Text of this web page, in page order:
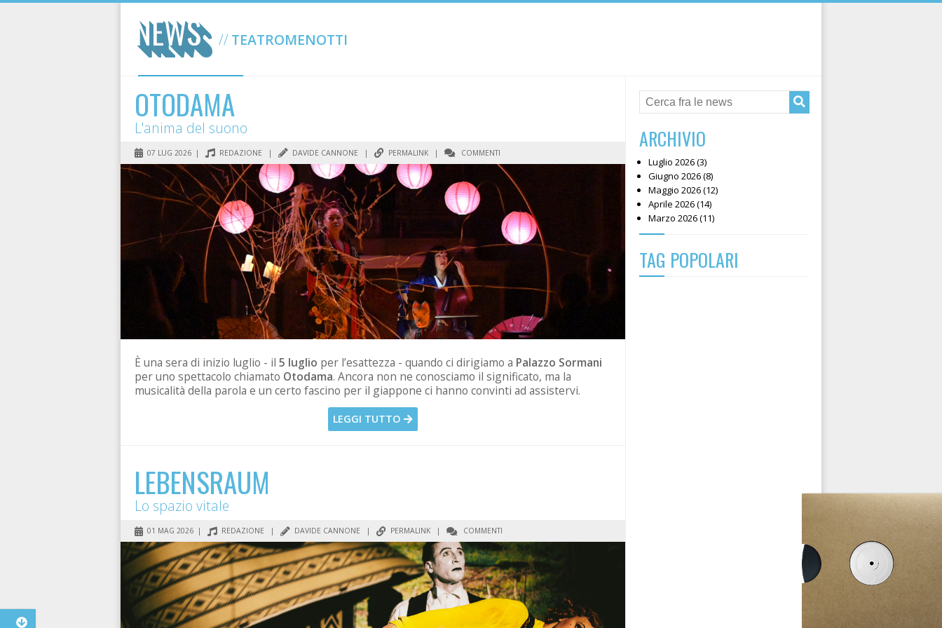
NEWS TEATROMENOTTI
ARCHIVIO
Luglio 2026 (3)
Giugno 2026 (8)
Maggio 2026 (12)
Aprile 2026 (14)
Marzo 2026 (11)
TAG POPOLARI
OTODAMA
L'anima del suono
07 LUG 2026 | REDAZIONE | DAVIDE CANNONE | PERMALINK | COMMENTI
È una sera di inizio luglio - il 5 luglio per l’esattezza - quando ci dirigiamo a Palazzo Sormani
per uno spettacolo chiamato Otodama. Ancora non ne conosciamo il significato, ma la
musicalità della parola e un certo fascino per il giappone ci hanno convinti ad assistervi.
LEGGI TUTTO
LEBENSRAUM
Lo spazio vitale
01 MAG 2026 | REDAZIONE | DAVIDE CANNONE | PERMALINK | COMMENTI